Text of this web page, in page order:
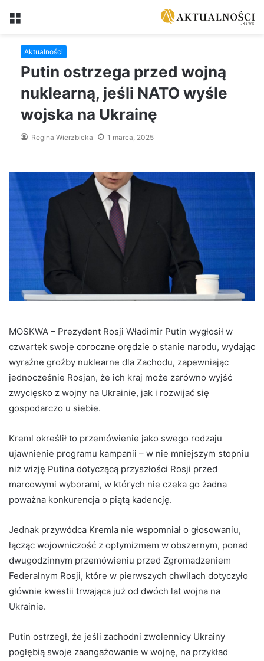
Menu
Aktualności
Putin ostrzega przed wojną
nuklearną, jeśli NATO wyśle ​​
wojska na Ukrainę
Regina Wierzbicka 1 marca, 2025
MOSKWA – Prezydent Rosji Władimir Putin wygłosił w
czwartek swoje coroczne orędzie o stanie narodu, wydając
wyraźne groźby nuklearne dla Zachodu, zapewniając
jednocześnie Rosjan, że ich kraj może zarówno wyjść
zwycięsko z wojny na Ukrainie, jak i rozwijać się
gospodarczo u siebie.
Kreml określił to przemówienie jako swego rodzaju
ujawnienie programu kampanii – w nie mniejszym stopniu
niż wizję Putina dotyczącą przyszłości Rosji przed
marcowymi wyborami, w których nie czeka go żadna
poważna konkurencja o piątą kadencję.
Jednak przywódca Kremla nie wspomniał o głosowaniu,
łącząc wojowniczość z optymizmem w obszernym, ponad
dwugodzinnym przemówieniu przed Zgromadzeniem
Federalnym Rosji, które w pierwszych chwilach dotyczyło
głównie kwestii trwająca już od dwóch lat wojna na
Ukrainie.
Putin ostrzegł, że jeśli zachodni zwolennicy Ukrainy
pogłębią swoje zaangażowanie w wojnę, na przykład